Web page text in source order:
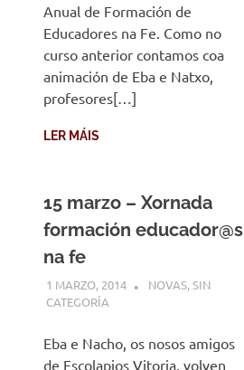
Anual de Formación de
Educadores na Fe. Como no
curso anterior contamos coa
animación de Eba e Natxo,
profesores[…]
LER MÁIS
15 marzo – Xornada
formación educador@s
na fe
1 MARZO, 2014 DESARROLLO
NOVAS,SIN
CATEGORÍA
Eba e Nacho, os nosos amigos
de Escolapios Vitoria, volven